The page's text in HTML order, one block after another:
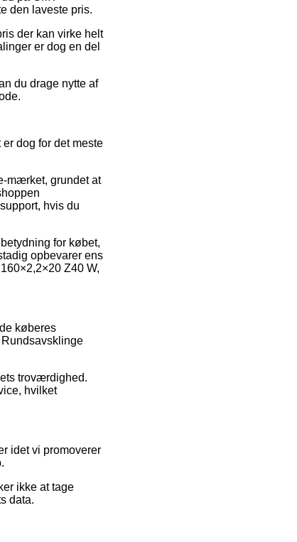
den laveste pris.
der kan virke helt
er dog en del
du drage nytte af
dog for det meste
mærket, grundet at
hvis du
for købet,
opbevarer ens
Z40 W,
køberes
troværdighed.
hvilket
idet vi promoverer
ikke at tage
data.